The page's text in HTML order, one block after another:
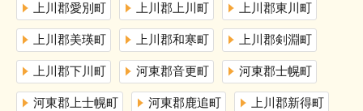
上川郡愛別町 上川郡上川町 上川郡東川町
上川郡美瑛町 上川郡和寒町 上川郡剣淵町
上川郡下川町 河東郡音更町 河東郡士幌町
河東郡上士幌町 河東郡鹿追町 上川郡新得町